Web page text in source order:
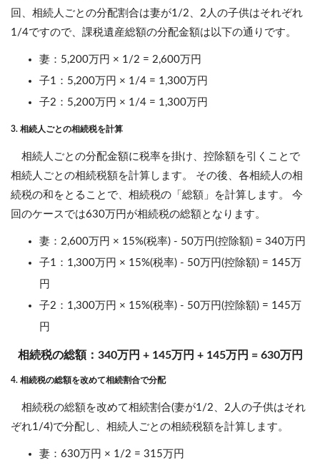
回、相続人ごとの分配割合は妻が1/2、2人の子供はそれぞれ
1/4ですので、課税遺産総額の分配金額は以下の通りです。
妻：5,200万円 × 1/2 = 2,600万円
子1：5,200万円 × 1/4 = 1,300万円
子2：5,200万円 × 1/4 = 1,300万円
3. 相続人ごとの相続税を計算
相続人ごとの分配金額に税率を掛け、控除額を引くことで
相続人ごとの相続税額を計算します。 その後、各相続人の相
続税の和をとることで、相続税の「総額」を計算します。 今
回のケースでは630万円が相続税の総額となります。
妻：2,600万円 × 15%(税率) - 50万円(控除額) = 340万円
子1：1,300万円 × 15%(税率) - 50万円(控除額) = 145万
円
子2：1,300万円 × 15%(税率) - 50万円(控除額) = 145万
円
相続税の総額：340万円 + 145万円 + 145万円 = 630万円
4. 相続税の総額を改めて相続割合で分配
相続税の総額を改めて相続割合(妻が1/2、2人の子供はそれ
ぞれ1/4)で分配し、相続人ごとの相続税額を計算します。
妻：630万円 × 1/2 = 315万円